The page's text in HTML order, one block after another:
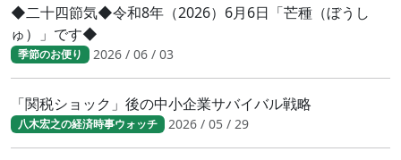
◆二十四節気◆令和8年（2026）6月6日「芒種（ぼうし
ゅ）」です◆
季節のお便り 2026 / 06 / 03
「関税ショック」後の中小企業サバイバル戦略
八木宏之の経済時事ウォッチ 2026 / 05 / 29